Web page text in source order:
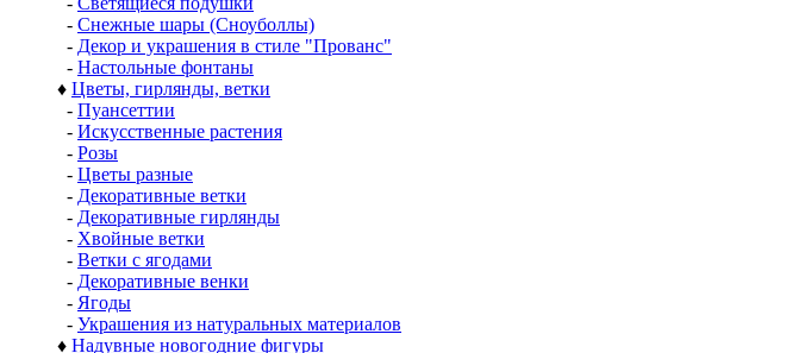
- Снежные шары (Сноуболлы)
- Декор и украшения в стиле "Прованс"
- Настольные фонтаны
♦ Цветы, гирлянды, ветки
- Пуансеттии
- Искусственные растения
- Розы
- Цветы разные
- Декоративные ветки
- Декоративные гирлянды
- Хвойные ветки
- Ветки с ягодами
- Декоративные венки
- Ягоды
- Украшения из натуральных материалов
♦ Надувные новогодние фигуры